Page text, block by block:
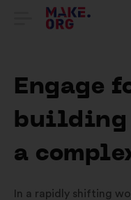
PŘEJÍT
Engage
building
a
In a rapidly shifting